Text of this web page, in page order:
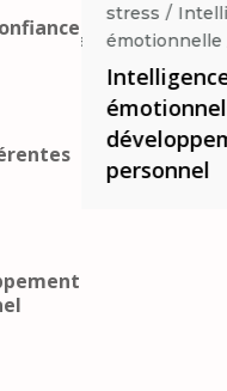
relaxation
stress
émotionnelle
personnel